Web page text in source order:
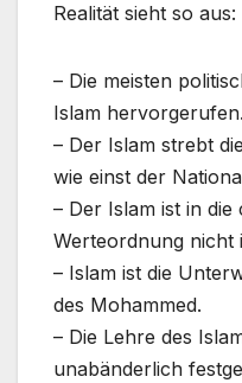
Realität sieht so aus:
– Die meisten
Islam hervorgerufen.
– Der Islam strebt
wie einst der
– Der Islam ist in
Werteordnung nicht
– Islam ist die
des Mohammed.
– Die Lehre des
unabänderlich